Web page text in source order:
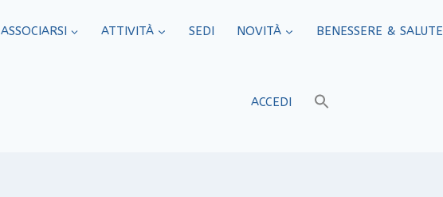
ASSOCIARSI ATTIVITÀ SEDI​ NOVITÀ BENESSERE & SALUTE
ACCEDI